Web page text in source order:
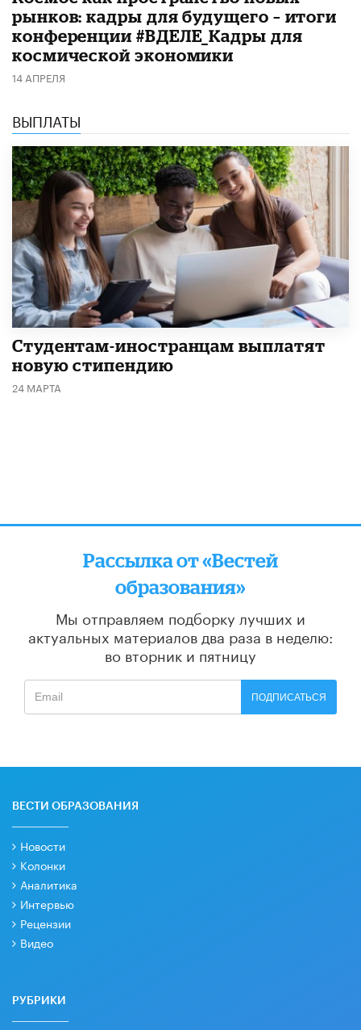
рынков: кадры для будущего – итоги
конференции #ВДЕЛЕ_Кадры для
космической экономики
14 АПРЕЛЯ
ВЫПЛАТЫ
Студентам-иностранцам выплатят
новую стипендию
24 МАРТА
Рассылка от «Вестей
образования»
Мы отправляем подборку лучших и
актуальных материалов два раза в неделю:
во вторник и пятницу
ПОДПИСАТЬСЯ
ВЕСТИ ОБРАЗОВАНИЯ
Новости
Колонки
Аналитика
Интервью
Рецензии
Видео
РУБРИКИ